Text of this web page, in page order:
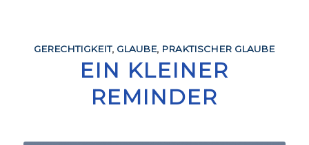
GERECHTIGKEIT, GLAUBE, PRAKTISCHER GLAUBE
EIN KLEINER
REMINDER